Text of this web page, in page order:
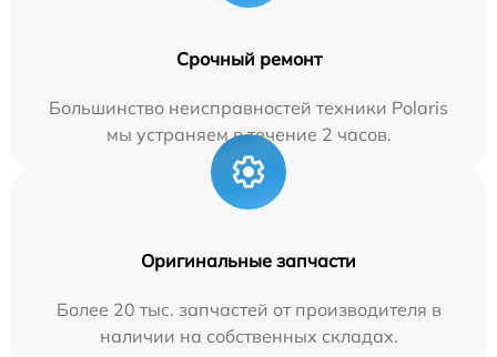
Срочный ремонт
Большинство неисправностей техники Polaris
мы устраняем в течение 2 часов.
Оригинальные запчасти
Более 20 тыс. запчастей от производителя в
наличии на собственных складах.